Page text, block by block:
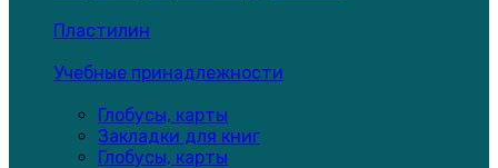
Пластилин
Учебные принадлежности
Глобусы, карты
Закладки для книг
Глобусы, карты